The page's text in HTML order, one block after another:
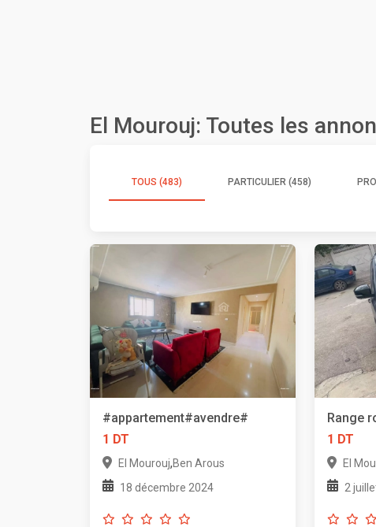
El Mourouj: Toutes les
TOUS (483) PARTICULIER (458)
#appartement#avendre#
1 DT
El Mourouj,Ben Arous
18 décembre 2024
Range
1 DT
El
2